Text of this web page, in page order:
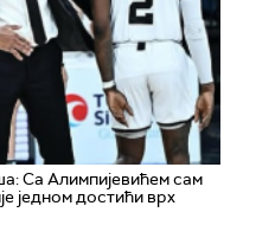
Са Алимпијевићем сам
једном достићи врх